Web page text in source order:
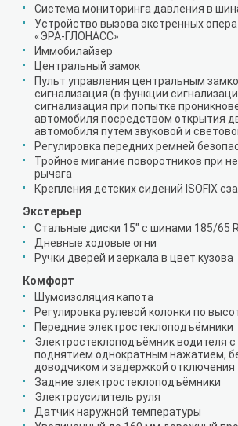
Система мониторинга давления в
Устройство вызова экстренных
«ЭРА-ГЛОНАСС»
Иммобилайзер
Центральный замок
Пульт управления центральным
сигнализация (в функции
сигнализация при попытке
автомобиля посредством открытия
автомобиля путем звуковой и
Регулировка передних ремней
Тройное мигание поворотников при
рычага
Крепления детских сидений ISOFIX
Экстерьер
Стальные диски 15" с шинами 185/65
Дневные ходовые огни
Ручки дверей и зеркала в цвет кузова
Комфорт
Шумоизоляция капота
Регулировка рулевой колонки по
Передние электростеклоподъёмники
Электростеклоподъёмник водителя
поднятием однократным нажатием,
доводчиком и задержкой отключения
Задние электростеклоподъёмники
Электроусилитель руля
Датчик наружной температуры